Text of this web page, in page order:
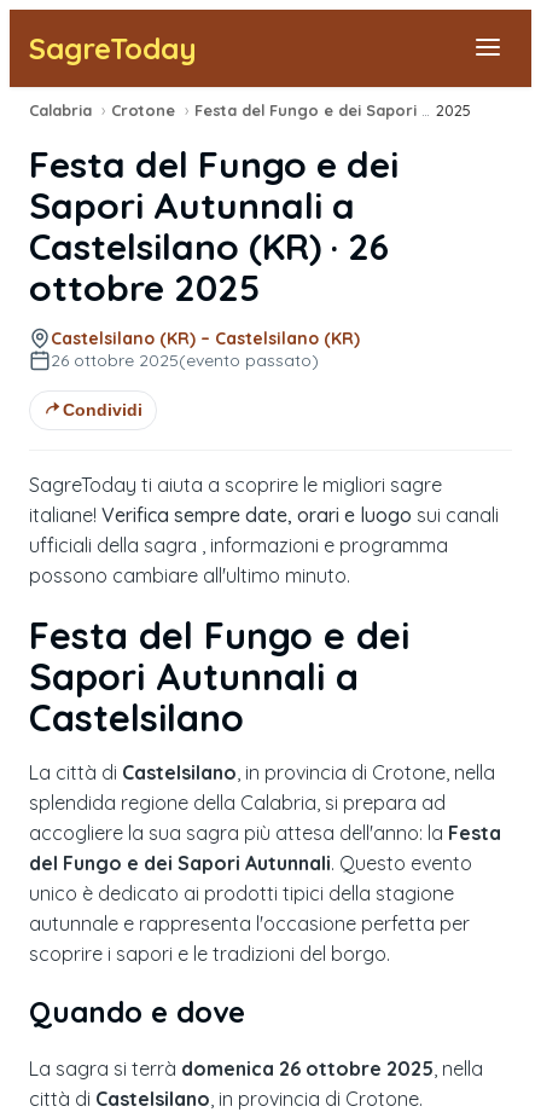
SagreToday
Segnala una sagra
Tutte le Sagre
Vicino a Me
Calabria › Crotone › 2025
Festa del Fungo e dei
Sapori Autunnali a
Castelsilano (KR) · 26
ottobre 2025
Castelsilano (KR) – Castelsilano (KR)
26 ottobre 2025(evento passato)
Condividi
SagreToday ti aiuta a scoprire le migliori sagre
italiane! Verifica sempre date, orari e luogo sui canali
ufficiali della sagra , informazioni e programma
possono cambiare all'ultimo minuto.
Festa del Fungo e dei
Sapori Autunnali a
Castelsilano
La città di Castelsilano, in provincia di Crotone, nella
splendida regione della Calabria, si prepara ad
accogliere la sua sagra più attesa dell'anno: la Festa
del Fungo e dei Sapori Autunnali. Questo evento
unico è dedicato ai prodotti tipici della stagione
autunnale e rappresenta l'occasione perfetta per
scoprire i sapori e le tradizioni del borgo.
Quando e dove
La sagra si terrà domenica 26 ottobre 2025 , nella
città di Castelsilano , in provincia di Crotone.